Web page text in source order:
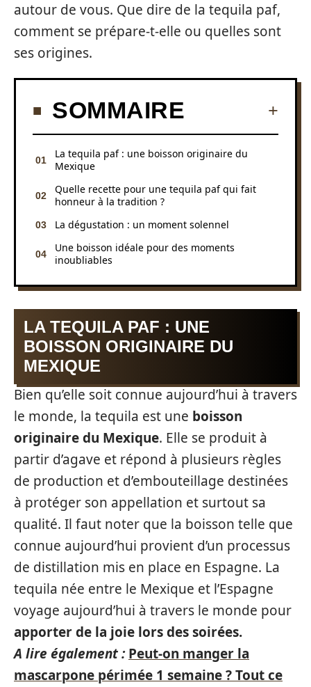
autour de vous. Que dire de la tequila paf,
comment se prépare-t-elle ou quelles sont
ses origines.
SOMMAIRE
La tequila paf : une boisson originaire du
Mexique
Quelle recette pour une tequila paf qui fait
honneur à la tradition ?
La dégustation : un moment solennel
Une boisson idéale pour des moments
inoubliables
LA TEQUILA PAF : UNE
BOISSON ORIGINAIRE DU
MEXIQUE
Bien qu’elle soit connue aujourd’hui à travers
le monde, la tequila est une boisson
originaire du Mexique. Elle se produit à
partir d’agave et répond à plusieurs règles
de production et d’embouteillage destinées
à protéger son appellation et surtout sa
qualité. Il faut noter que la boisson telle que
connue aujourd’hui provient d’un processus
de distillation mis en place en Espagne. La
tequila née entre le Mexique et l’Espagne
voyage aujourd’hui à travers le monde pour
apporter de la joie lors des soirées.
A lire également : Peut-on manger la
mascarpone périmée 1 semaine ? Tout ce